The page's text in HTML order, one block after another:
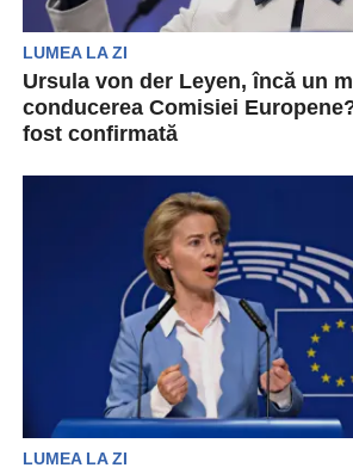
LUMEA LA ZI
Ursula von der Leyen, încă un
conducerea Comisiei
fost confirmată
Leyen, a anunţat luni că va
LUMEA LA ZI